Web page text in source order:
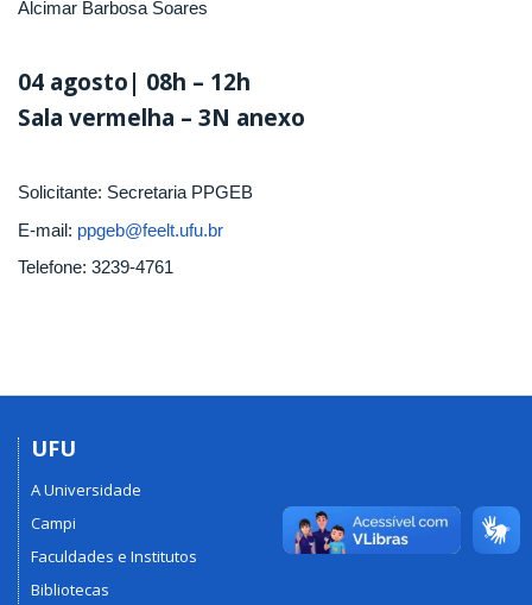
Alcimar Barbosa Soares
04 agosto| 08h – 12h
Sala vermelha – 3N anexo
Solicitante: Secretaria PPGEB
E-mail: ppgeb@feelt.ufu.br
Telefone: 3239-4761
UFU
A Universidade
Campi
Faculdades e Institutos
Bibliotecas